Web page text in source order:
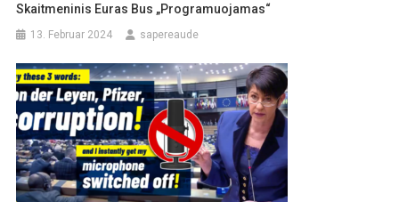
Skaitmeninis Euras Bus „programuojamas“
13. Februar 2024 sapereaude